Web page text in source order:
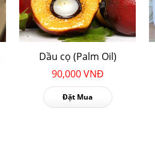
Dầu cọ (Palm Oil)
90,000 VNĐ
Đặt Mua